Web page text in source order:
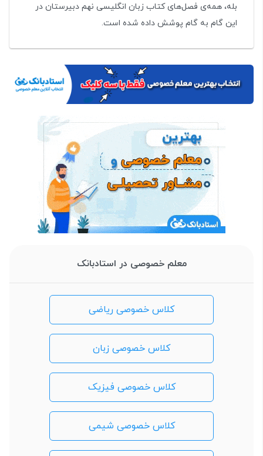
بله، همه‌ی فصل‌های کتاب زبان انگلیسی نهم دبیرستان در
این گام به گام پوشش داده شده است.
معلم خصوصی در استادبانک
کلاس خصوصی ریاضی
کلاس خصوصی زبان
کلاس خصوصی فیزیک
کلاس خصوصی شیمی